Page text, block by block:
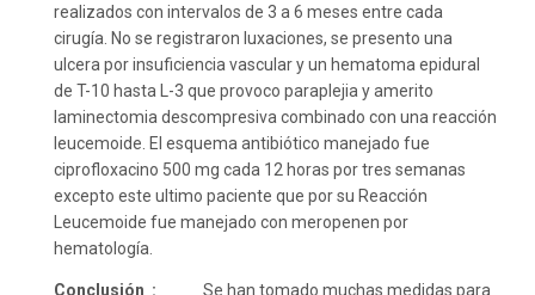
realizados con intervalos de 3 a 6 meses entre cada
cirugía. No se registraron luxaciones, se presento una
ulcera por insuficiencia vascular y un hematoma epidural
de T-10 hasta L-3 que provoco paraplejia y amerito
laminectomia descompresiva combinado con una reacción
leucemoide. El esquema antibiótico manejado fue
ciprofloxacino 500 mg cada 12 horas por tres semanas
excepto este ultimo paciente que por su Reacción
Leucemoide fue manejado con meropenen por
hematología.
Conclusión :
Se han tomado muchas medidas para